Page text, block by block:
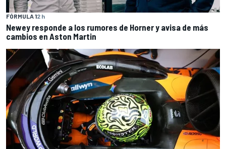
FÓRMULA 12 h
Newey responde a los rumores de Horner y avisa de más
cambios en Aston Martin